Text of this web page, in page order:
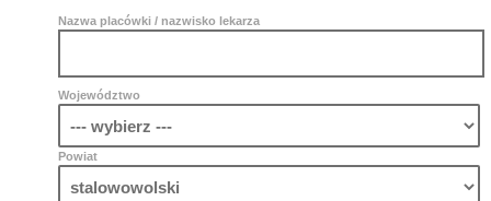
Nazwa placówki / nazwisko lekarza
Województwo
Powiat